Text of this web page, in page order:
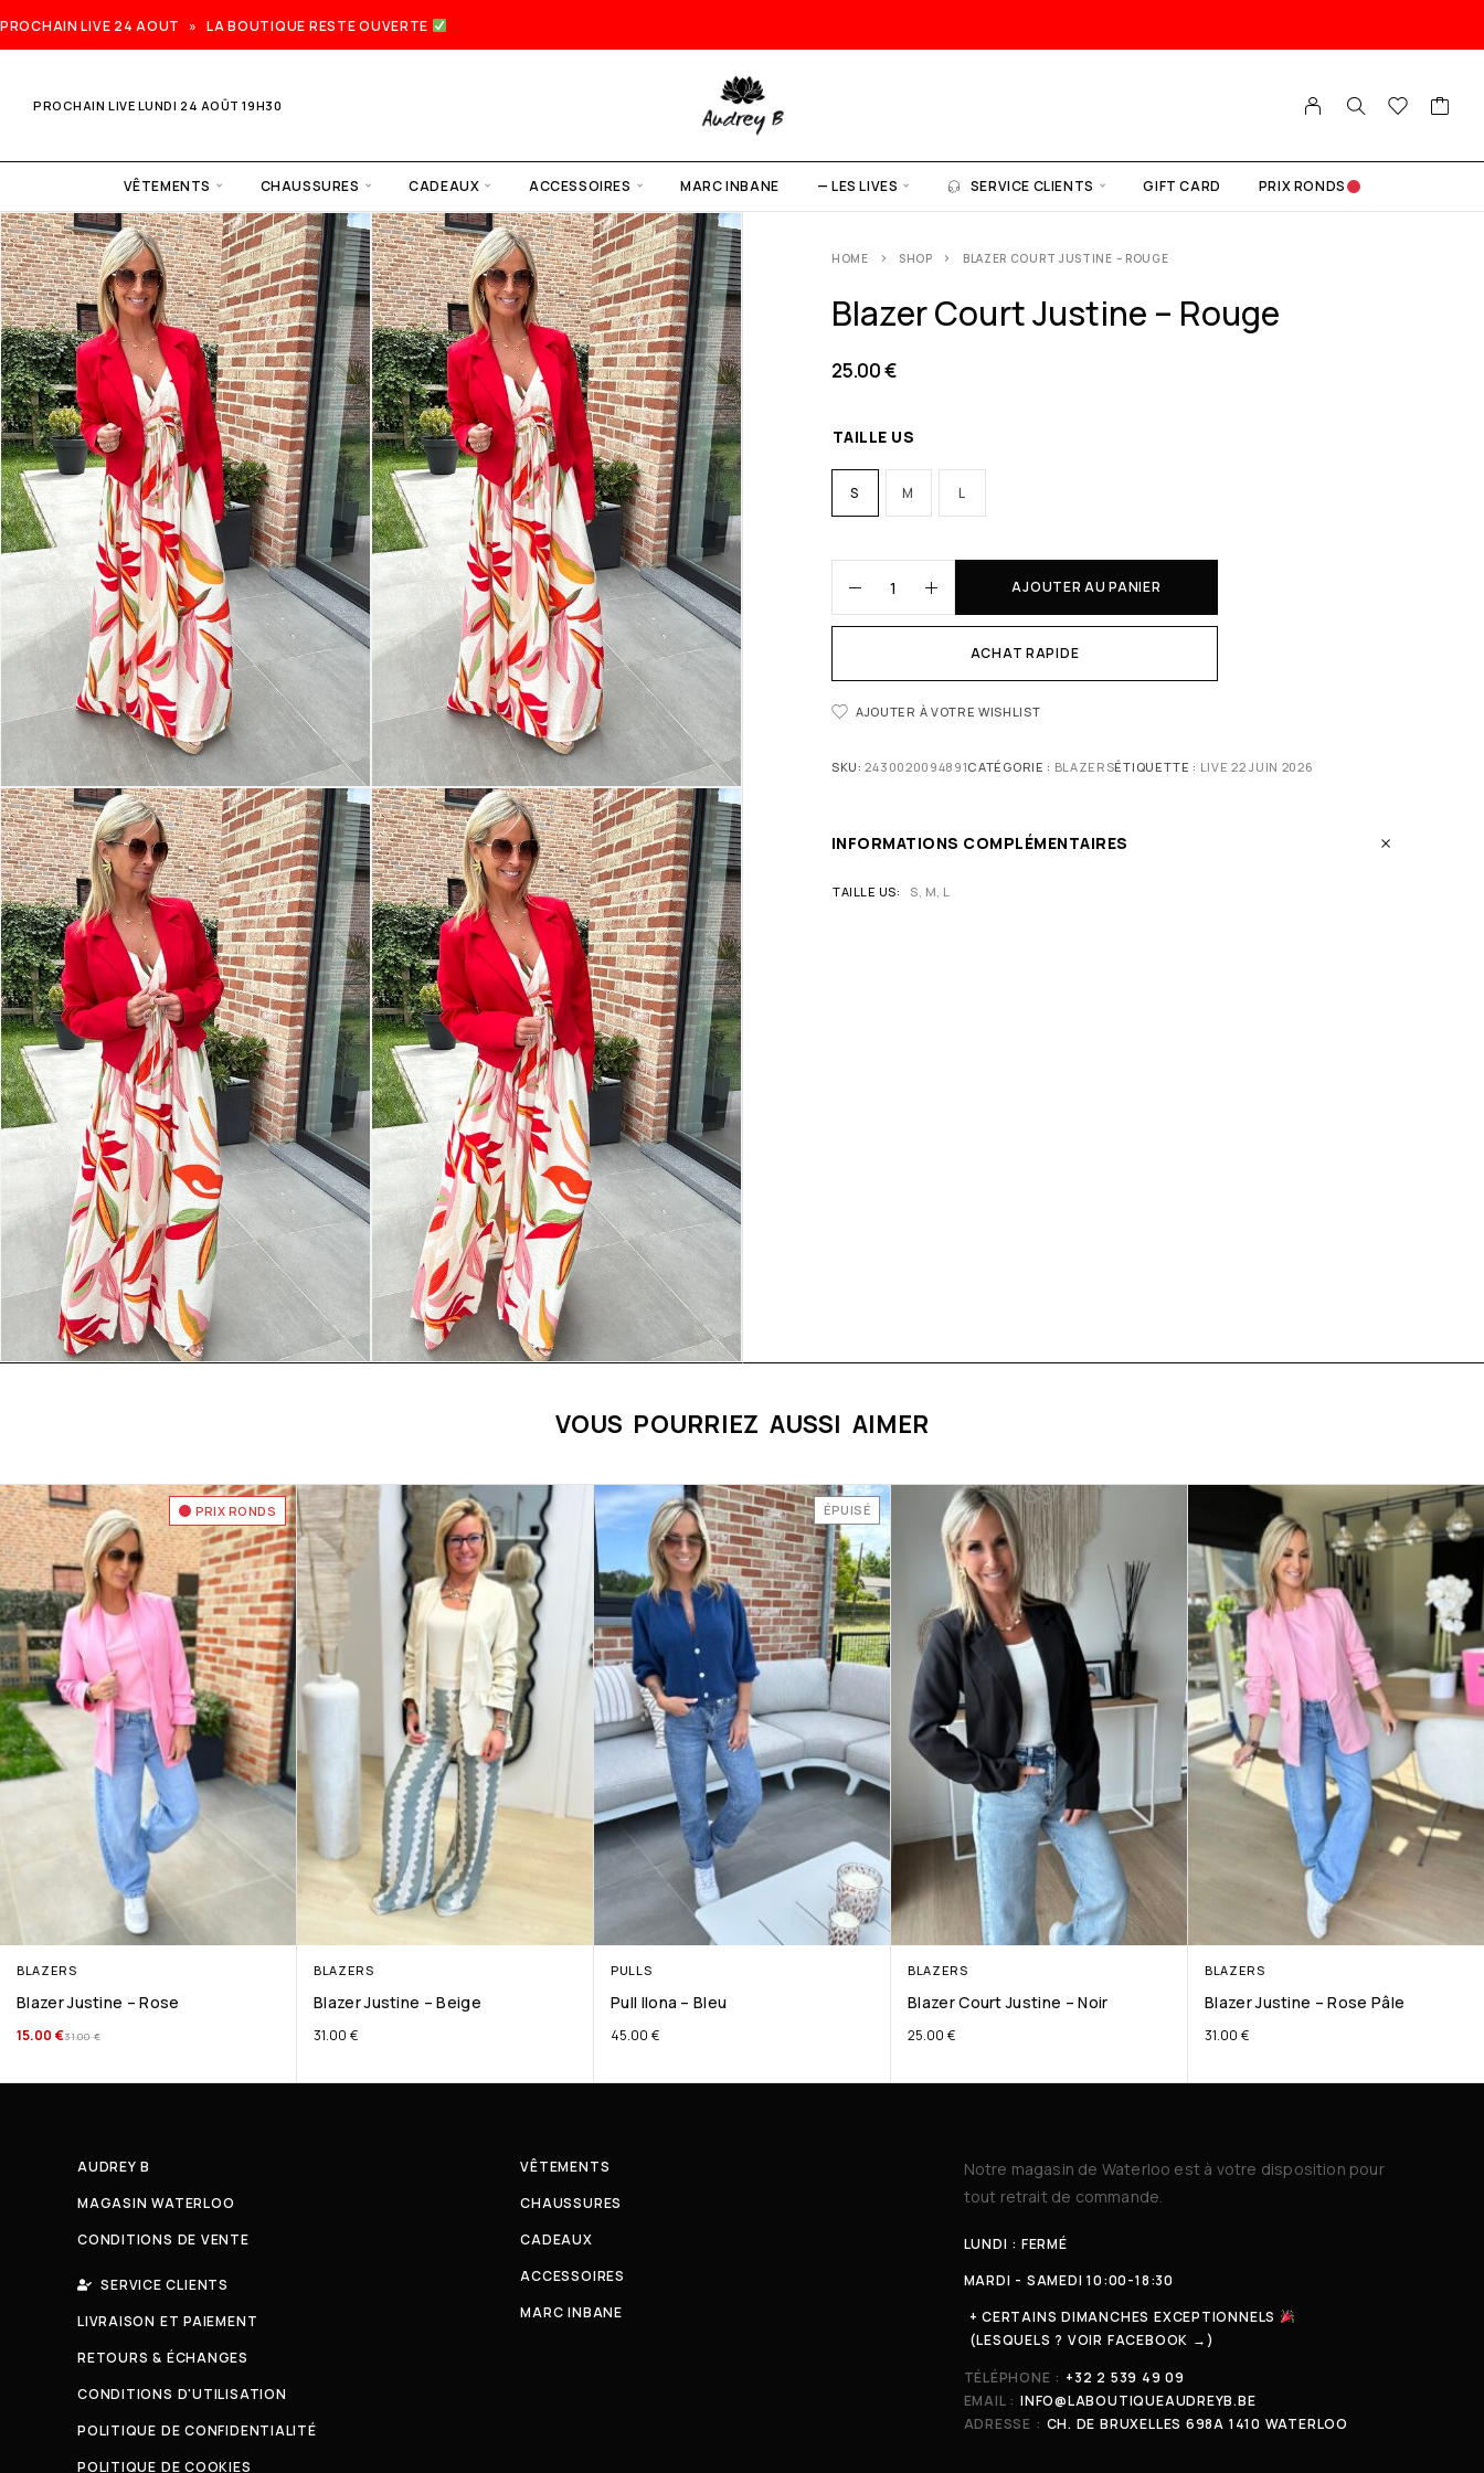
PROCHAIN LIVE 24 AOUT » LA BOUTIQUE RESTE OUVERTE
PROCHAIN LIVE LUNDI 24 AOÛT 19H30
VÊTEMENTS CHAUSSURES CADEAUX ACCESSOIRES MARC INBANE — LES LIVES SERVICE CLIENTS GIFT CARD PRIX RONDS
HOME SHOP BLAZER COURT JUSTINE – ROUGE
Blazer Court Justine – Rouge
25.00€
TAILLE US
S M L
AJOUTER AU PANIER
ACHAT RAPIDE
AJOUTER À VOTRE WISHLIST
SKU:2430020094891CATÉGORIE : BLAZERSÉTIQUETTE : LIVE 22 JUIN 2026
INFORMATIONS COMPLÉMENTAIRES
TAILLE US S, M, L
VOUS POURRIEZ AUSSI AIMER
PRIX RONDS
BLAZERS
Blazer Justine – Rose
31.00€
15.00 €
BLAZERS
Blazer Justine – Beige
31.00 €
ÉPUISÉ
PULLS
Pull Ilona – Bleu
45.00 €
BLAZERS
Blazer Court Justine – Noir
25.00 €
BLAZERS
Blazer Justine – Rose Pâle
31.00 €
AUDREY B
MAGASIN WATERLOO
CONDITIONS DE VENTE
SERVICE CLIENTS
LIVRAISON ET PAIEMENT
RETOURS & ÉCHANGES
CONDITIONS D'UTILISATION
POLITIQUE DE CONFIDENTIALITÉ
POLITIQUE DE COOKIES
VÊTEMENTS
CHAUSSURES
CADEAUX
ACCESSOIRES
MARC INBANE
Notre magasin de Waterloo est à votre disposition pour
tout retrait de commande.
LUNDI : FERMÉ
MARDI - SAMEDI 10:00-18:30
+ CERTAINS DIMANCHES EXCEPTIONNELS
(LESQUELS ? VOIR FACEBOOK →)
TÉLÉPHONE : +32 2 539 49 09
EMAIL : INFO@LABOUTIQUEAUDREYB.BE
ADRESSE : CH. DE BRUXELLES 698A 1410 WATERLOO